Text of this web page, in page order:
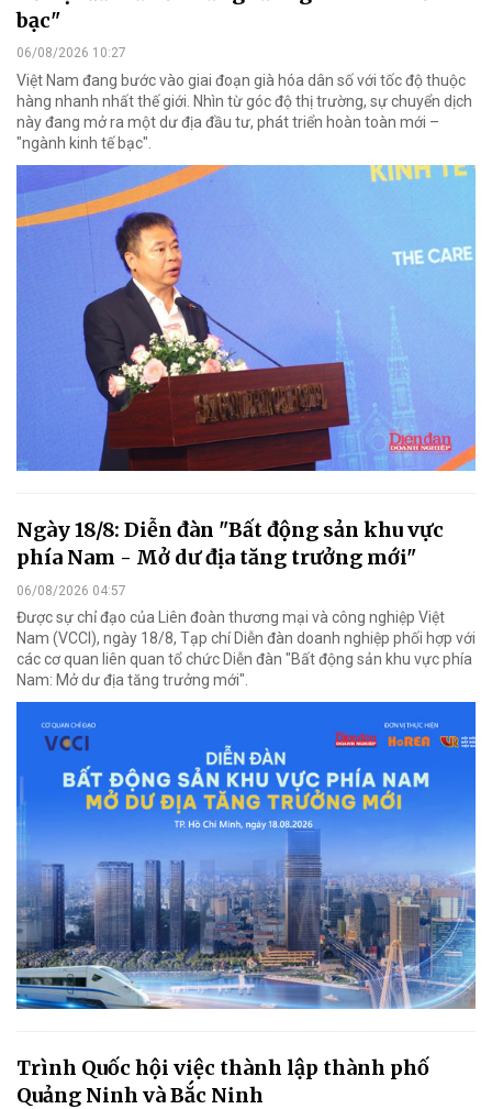
bạc"
06/08/2026 10:27
Việt Nam đang bước vào giai đoạn già hóa dân số với tốc độ thuộc
hàng nhanh nhất thế giới. Nhìn từ góc độ thị trường, sự chuyển dịch
này đang mở ra một dư địa đầu tư, phát triển hoàn toàn mới –
"ngành kinh tế bạc".
Ngày 18/8: Diễn đàn "Bất động sản khu vực
phía Nam - Mở dư địa tăng trưởng mới"
06/08/2026 04:57
Được sự chỉ đạo của Liên đoàn thương mại và công nghiệp Việt
Nam (VCCI), ngày 18/8, Tạp chí Diễn đàn doanh nghiệp phối hợp với
các cơ quan liên quan tổ chức Diễn đàn "Bất động sản khu vực phía
Nam: Mở dư địa tăng trưởng mới".
Trình Quốc hội việc thành lập thành phố
Quảng Ninh và Bắc Ninh